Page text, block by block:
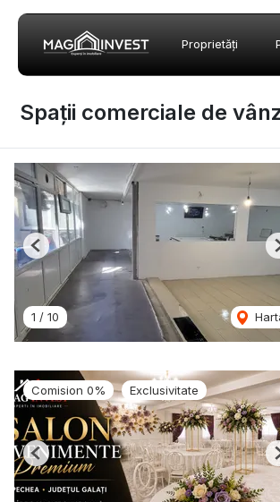
Proprietăți
Spații comerciale de
1 / 10
Previous
Comision 0% Exclusivitate
Previous